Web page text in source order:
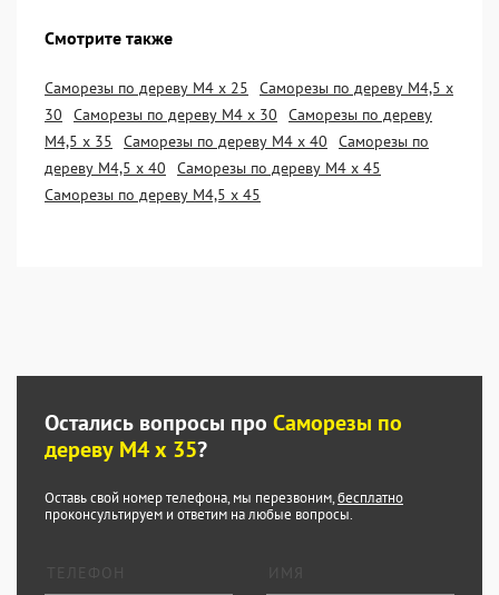
Смотрите также
Саморезы по дереву М4 х 25
Саморезы по дереву М4,5 х
30
Саморезы по дереву М4 х 30
Саморезы по дереву
М4,5 х 35
Саморезы по дереву М4 х 40
Саморезы по
дереву М4,5 х 40
Саморезы по дереву М4 х 45
Саморезы по дереву М4,5 х 45
Остались вопросы про Саморезы по
дереву М4 х 35?
Оставь свой номер телефона, мы перезвоним,бесплатно
проконсультируем и ответим на любые вопросы.